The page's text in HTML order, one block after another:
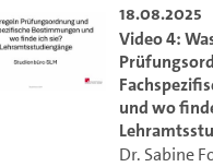
18.08.2025
Video 4:
und wo
Dr. Sabine